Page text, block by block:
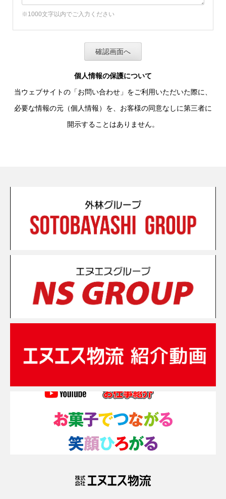
※1000文字以内でご入力ください
個人情報の保護について
当ウェブサイトの「お問い合わせ」をご利用いただいた際に、
必要な情報の元（個人情報）を、お客様の同意なしに第三者に
開示することはありません。